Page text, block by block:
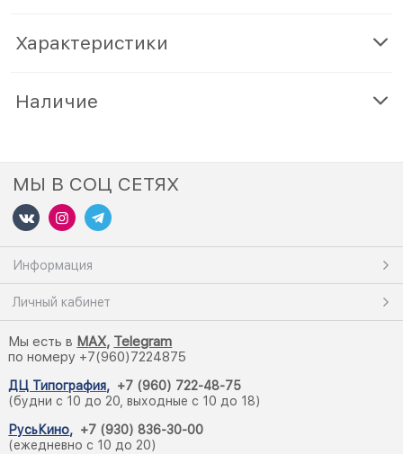
Характеристики
Наличие
МЫ В СОЦ СЕТЯХ
Информация
Личный кабинет
Мы есть в MAX, Telegram
по номеру +7(960)7224875
ДЦ Типография, +7 (960) 722-48-75
(будни с 10 до 20, выходные с 10 до 18)
РусьКино, +7 (930) 836-30-00
(ежедневно с 10 до 20)